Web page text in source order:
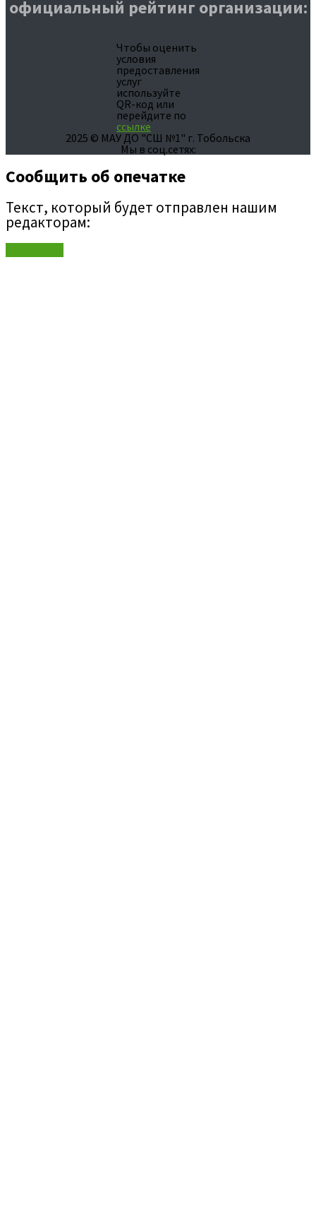
официальный рейтинг организации:
Чтобы оценить
условия
предоставления
услуг
используйте
QR-код или
перейдите по
ссылке
2025 © МАУ ДО "СШ №1" г. Тобольска
Мы в соц.сетях:
Сообщить об опечатке
Текст, который будет отправлен нашим
редакторам: